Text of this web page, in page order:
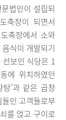
법인이 설립되
축장이 되면서
축장에서 소와
식이 개발되기
보인 식당은 1
에 위치하였던
탕’과 같은 곱창
인 고객들로부
를 얹고 구이로